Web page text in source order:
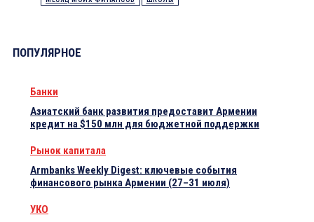
ПОПУЛЯРНОЕ
Банки
Азиатский банк развития предоставит Армении
кредит на $150 млн для бюджетной поддержки
Рынок капитала
Armbanks Weekly Digest: ключевые события
финансового рынка Армении (27–31 июля)
УКО